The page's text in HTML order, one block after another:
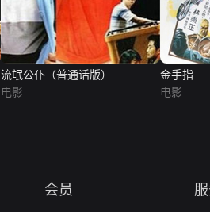
流氓公仆（普通话版）
电影
金手指
电影
会员